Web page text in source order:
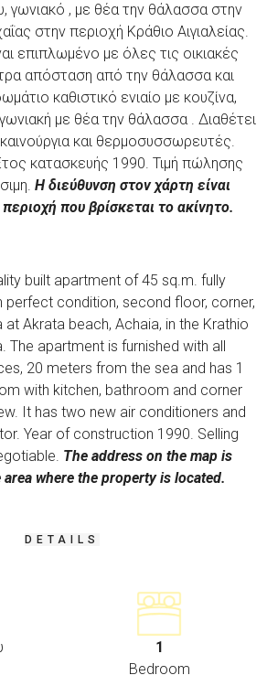
γωνιακό , με θέα την θάλασσα στην
στην περιοχή Κράθιο Αιγιαλείας.
επιπλωμένο με όλες τις οικιακές
απόσταση από την θάλασσα και
καθιστικό ενιαίο με κουζίνα,
με θέα την θάλασσα . Διαθέτει
καινούργια και θερμοσυσσωρευτές.
κατασκευής 1990. Τιμή πώλησης
Η διεύθυνση στον χάρτη είναι
που βρίσκεται το ακίνητο.
built apartment of 45 sq.m. fully
perfect condition, second floor, corner,
Akrata beach, Achaia, in the Krathio
The apartment is furnished with all
20 meters from the sea and has 1
with kitchen, bathroom and corner
It has two new air conditioners and
Year of construction 1990. Selling
The address on the map is
where the property is located.
DETAILS
1
Bedroom